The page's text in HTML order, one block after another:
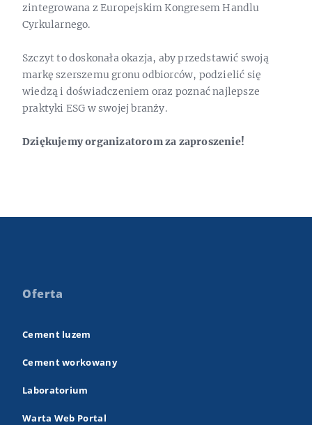
zintegrowana z Europejskim Kongresem Handlu
Cyrkularnego.
Szczyt to doskonała okazja, aby przedstawić swoją
markę szerszemu gronu odbiorców, podzielić się
wiedzą i doświadczeniem oraz poznać najlepsze
praktyki ESG w swojej branży.
Dziękujemy organizatorom za zaproszenie!
Oferta
Cement luzem
Cement workowany
Laboratorium
Warta Web Portal